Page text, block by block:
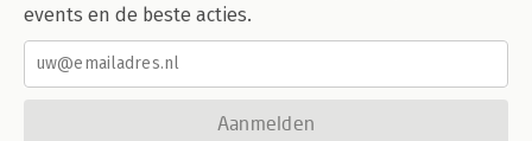
events en de beste acties.
Aanmelden